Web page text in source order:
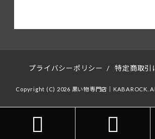
プライバシーポリシー / 特定商取引
Copyright (C) 2026 黒い物専門店｜
 